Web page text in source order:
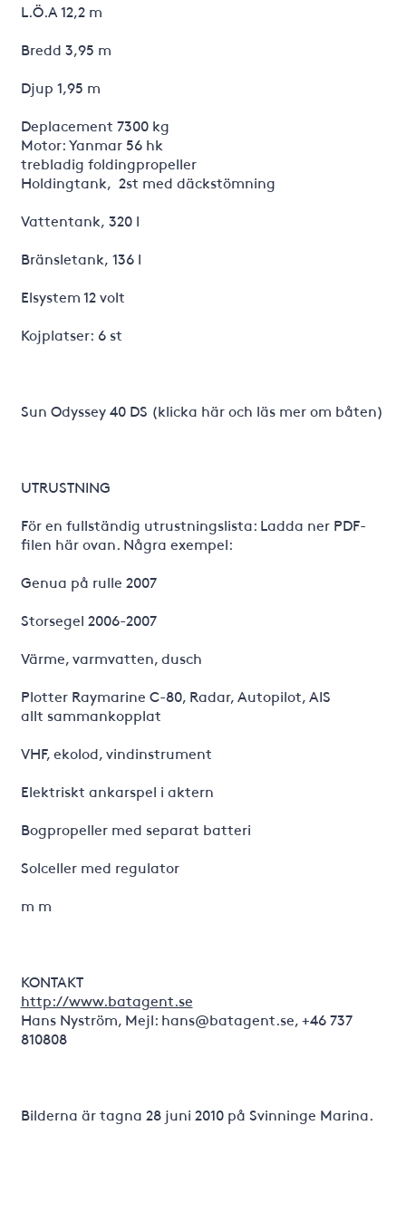
L.Ö.A 12,2 m
Bredd 3,95 m
Djup 1,95 m
Deplacement 7300 kg
Motor: Yanmar 56 hk
trebladig foldingpropeller
Holdingtank, 2st med däckstömning
Vattentank, 320 l
Bränsletank, 136 l
Elsystem 12 volt
Kojplatser: 6 st
Sun Odyssey 40 DS (klicka här och läs mer om båten)
UTRUSTNING
För en fullständig utrustningslista: Ladda ner PDF-
filen här ovan. Några exempel:
Genua på rulle 2007
Storsegel 2006-2007
Värme, varmvatten, dusch
Plotter Raymarine C-80, Radar, Autopilot, AIS
allt sammankopplat
VHF, ekolod, vindinstrument
Elektriskt ankarspel i aktern
Bogpropeller med separat batteri
Solceller med regulator
m m
KONTAKT
http://www.batagent.se
Hans Nyström, Mejl: hans@batagent.se, +46 737
810808
Bilderna är tagna 28 juni 2010 på Svinninge Marina.